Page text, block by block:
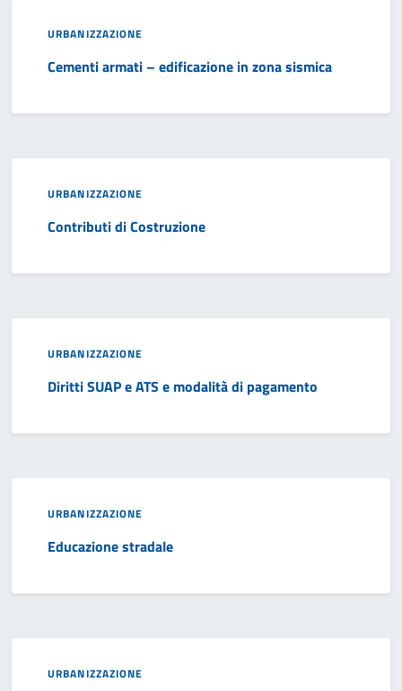
URBANIZZAZIONE
Cementi armati – edificazione in zona sismica
URBANIZZAZIONE
Contributi di Costruzione
URBANIZZAZIONE
Diritti SUAP e ATS e modalità di pagamento
URBANIZZAZIONE
Educazione stradale
URBANIZZAZIONE